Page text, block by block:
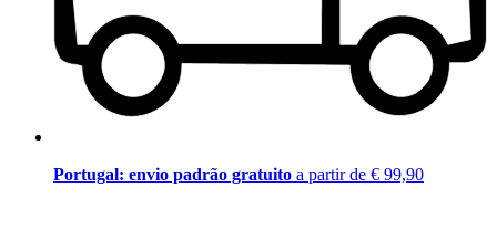
Portugal: envio padrão gratuito a partir de € 99,90